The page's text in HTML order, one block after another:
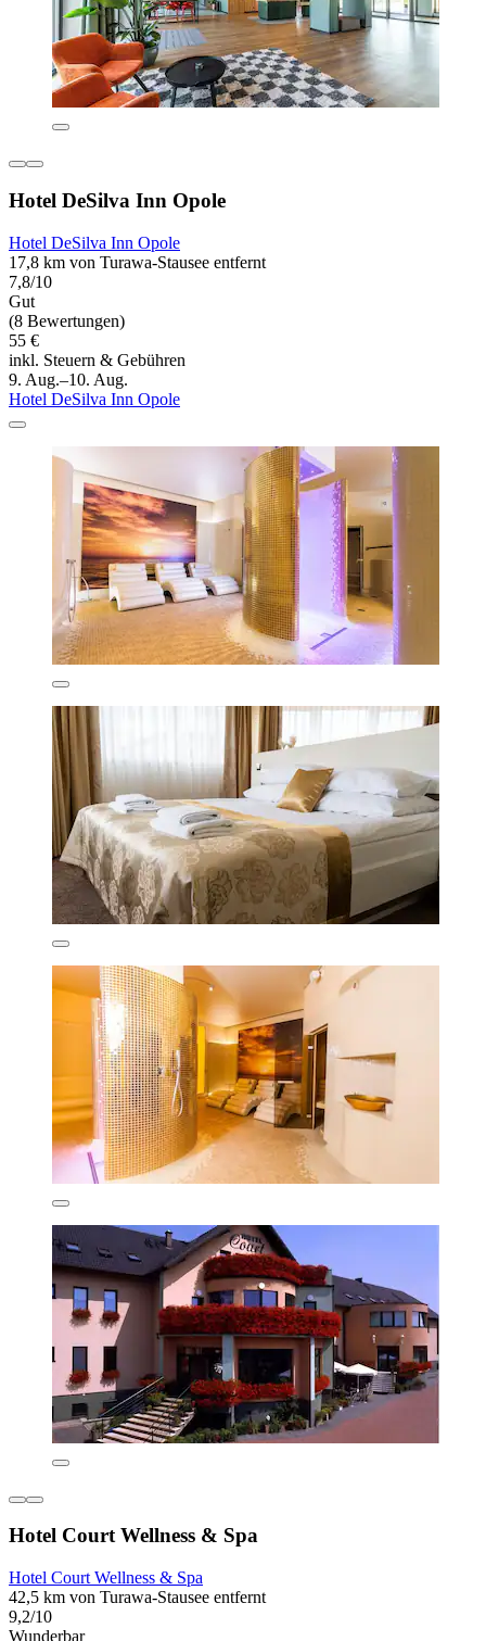
Hotel DeSilva Inn Opole
Hotel DeSilva Inn Opole
17,8 km von Turawa-Stausee entfernt
7,8/10
Gut
(8 Bewertungen)
55 €
inkl. Steuern & Gebühren
9. Aug.–10. Aug.
Hotel DeSilva Inn Opole
Hotel Court Wellness & Spa
Hotel Court Wellness & Spa
42,5 km von Turawa-Stausee entfernt
9,2/10
Wunderbar